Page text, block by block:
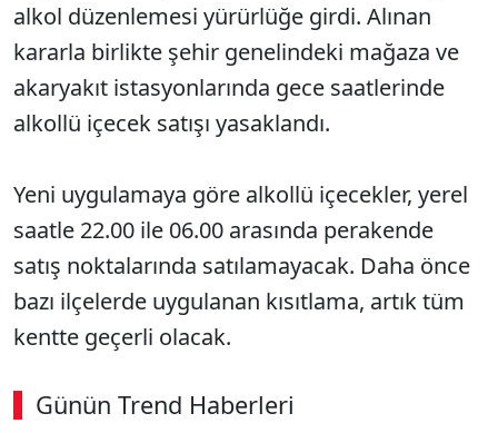
alkol düzenlemesi yürürlüğe girdi. Alınan
kararla birlikte şehir genelindeki mağaza ve
akaryakıt istasyonlarında gece saatlerinde
alkollü içecek satışı yasaklandı.
Yeni uygulamaya göre alkollü içecekler, yerel
saatle 22.00 ile 06.00 arasında perakende
satış noktalarında satılamayacak. Daha önce
bazı ilçelerde uygulanan kısıtlama, artık tüm
kentte geçerli olacak.
Günün Trend Haberleri